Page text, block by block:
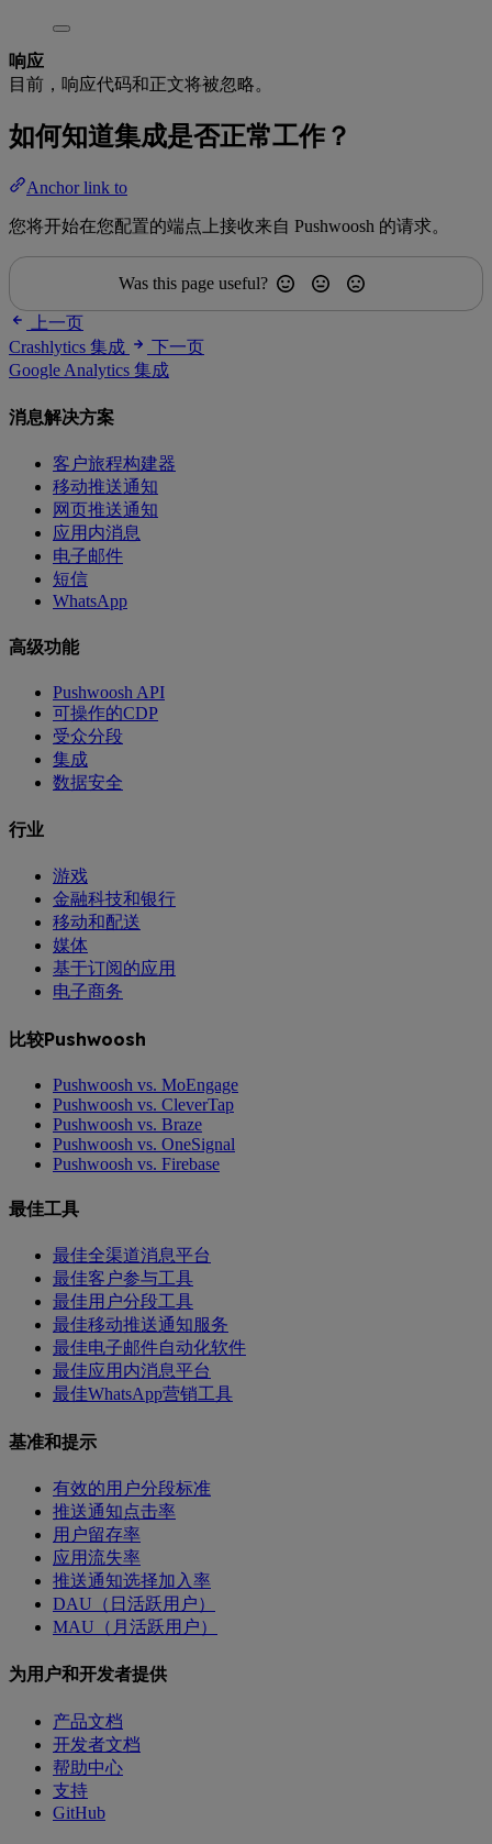
响应
目前，响应代码和正文将被忽略。
如何知道集成是否正常工作？
Anchor link to
您将开始在您配置的端点上接收来自 Pushwoosh 的请求。
Was this page useful?
上一页
Crashlytics 集成
下一页
Google Analytics 集成
消息解决方案
客户旅程构建器
移动推送通知
网页推送通知
应用内消息
电子邮件
短信
WhatsApp
高级功能
Pushwoosh API
可操作的CDP
受众分段
集成
数据安全
行业
游戏
金融科技和银行
移动和配送
媒体
基于订阅的应用
电子商务
比较Pushwoosh
Pushwoosh vs. MoEngage
Pushwoosh vs. CleverTap
Pushwoosh vs. Braze
Pushwoosh vs. OneSignal
Pushwoosh vs. Firebase
最佳工具
最佳全渠道消息平台
最佳客户参与工具
最佳用户分段工具
最佳移动推送通知服务
最佳电子邮件自动化软件
最佳应用内消息平台
最佳WhatsApp营销工具
基准和提示
有效的用户分段标准
推送通知点击率
用户留存率
应用流失率
推送通知选择加入率
DAU（日活跃用户）
MAU（月活跃用户）
为用户和开发者提供
产品文档
开发者文档
帮助中心
支持
GitHub